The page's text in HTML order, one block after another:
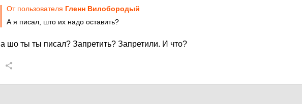
От пользователя Гленн Вилобородый
А я писал, што их надо оставить?
а шо ты ты писал? Запретить? Запретили. И что?